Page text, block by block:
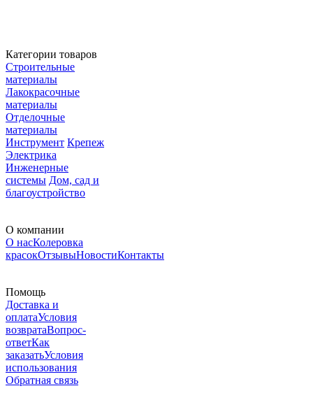
Категории товаров
Строительные
материалы
Лакокрасочные
материалы
Отделочные
материалы
Инструмент Крепеж
Электрика
Инженерные
системы Дом, сад и
благоустройство
О компании
О насКолеровка
красокОтзывыНовостиКонтакты
Помощь
Доставка и
оплатаУсловия
возвратаВопрос-
ответКак
заказатьУсловия
использования
Обратная связь